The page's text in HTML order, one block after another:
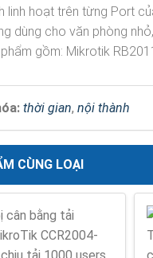
linh hoạt trên từng Port
dùng cho văn phòng
gồm: Mikrotik
thời gian, nội thành
CÙNG LOẠI